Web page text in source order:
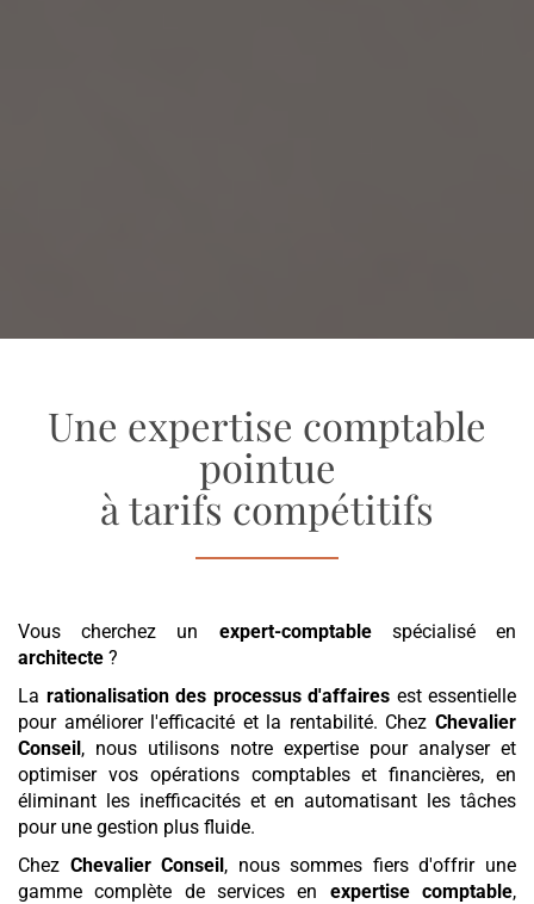
Une expertise comptable
pointue
à tarifs compétitifs
Vous cherchez un expert-comptablespécialisé en
architecte ?
La rationalisation des processus d'affaires est essentielle
pour améliorer l'efficacité et la rentabilité. Chez Chevalier
Conseil , nous utilisons notre expertise pour analyser et
optimiser vos opérations comptables et financières, en
éliminant les inefficacités et en automatisant les tâches
pour une gestion plus fluide.
Chez Chevalier Conseil , nous sommes fiers d'offrir une
gamme complète de services en expertise comptable,